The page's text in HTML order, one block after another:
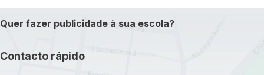
Quer fazer publicidade à sua escola?
Contacto rápido